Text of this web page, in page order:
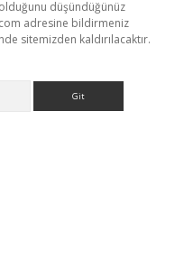
düşündüğünüz
adresine bildirmeniz
sitemizden kaldırılacaktır.